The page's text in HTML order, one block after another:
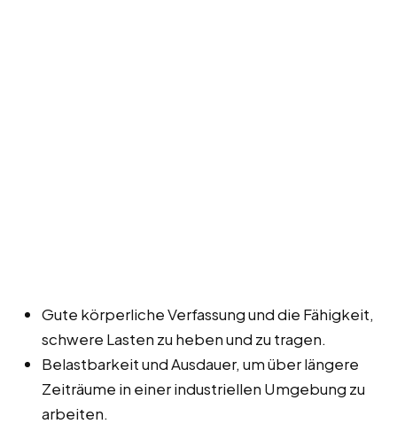
Gute körperliche Verfassung und die Fähigkeit,
schwere Lasten zu heben und zu tragen.
Belastbarkeit und Ausdauer, um über längere
Zeiträume in einer industriellen Umgebung zu
arbeiten.